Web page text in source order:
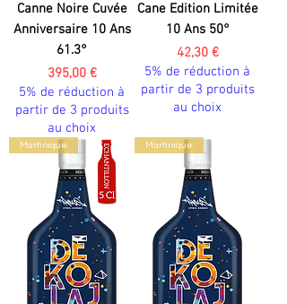
Canne Noire Cuvée
Anniversaire 10 Ans
61.3°
Prix
395,00 €
5% de réduction à
partir de 3 produits
au choix
Cane Edition Limitée
10 Ans 50°
Prix
42,30 €
5% de réduction à
partir de 3 produits
au choix
Martinique Martinique